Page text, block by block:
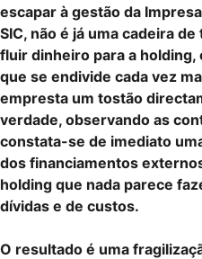
escapar à gestão da
SIC, não é já uma cadeira
fluir dinheiro para a
que se endivide cada vez
empresta um tostão
verdade, observando as
constata-se de imediato
dos financiamentos
holding que nada parece
dívidas e de custos.
O resultado é uma